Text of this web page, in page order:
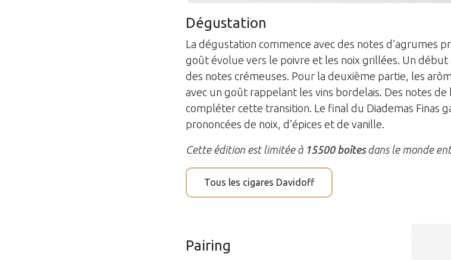
Dégustation
La dégustation commence avec des notes d’agrumes
goût évolue vers le poivre et les noix grillées. Un
des notes crémeuses. Pour la deuxième partie, les
avec un goût rappelant les vins bordelais. Des notes
compléter cette transition. Le final du Diademas Finas
prononcées de noix, d’épices et de vanille.
Cette édition est limitée à 15500 boîtesdans le monde
T​ous les cigares Davidoff
Pairing